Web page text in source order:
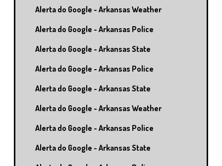
Alerta do Google - Arkansas Weather
Alerta do Google - Arkansas Police
Alerta do Google - Arkansas State
Alerta do Google - Arkansas Police
Alerta do Google - Arkansas State
Alerta do Google - Arkansas Weather
Alerta do Google - Arkansas Police
Alerta do Google - Arkansas State